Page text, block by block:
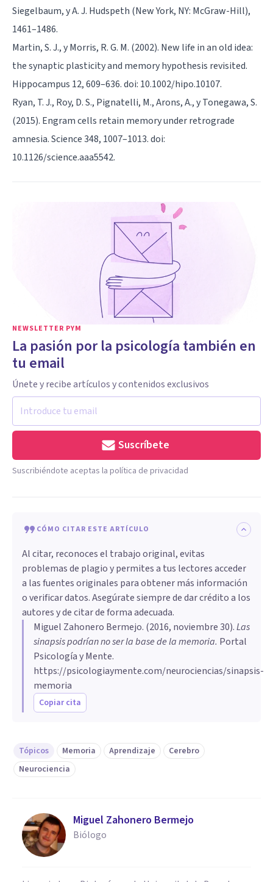
Siegelbaum, y A. J. Hudspeth (New York, NY: McGraw-Hill),
1461–1486.
Martin, S. J., y Morris, R. G. M. (2002). New life in an old idea:
the synaptic plasticity and memory hypothesis revisited.
Hippocampus 12, 609–636. doi: 10.1002/hipo.10107.
Ryan, T. J., Roy, D. S., Pignatelli, M., Arons, A., y Tonegawa, S.
(2015). Engram cells retain memory under retrograde
amnesia. Science 348, 1007–1013. doi:
10.1126/science.aaa5542.
NEWSLETTER PYM
La pasión por la psicología también en
tu email
Únete y recibe artículos y contenidos exclusivos
Suscríbete
Suscribiéndote aceptas la política de privacidad
CÓMO CITAR ESTE ARTÍCULO
Al citar, reconoces el trabajo original, evitas
problemas de plagio y permites a tus lectores acceder
a las fuentes originales para obtener más información
o verificar datos. Asegúrate siempre de dar crédito a los
autores y de citar de forma adecuada.
Miguel Zahonero Bermejo. (2016, noviembre 30).​Las
sinapsis podrían no ser la base de la memoria. Portal
Psicología y Mente.
https://psicologiaymente.com/neurociencias/sinapsis-
memoria
Copiar cita
Tópicos Memoria Aprendizaje
Cerebro
Neurociencia
Miguel Zahonero Bermejo
Biólogo